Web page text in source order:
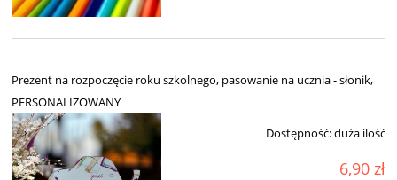
Prezent na rozpoczęcie roku szkolnego, pasowanie na ucznia - słonik,
PERSONALIZOWANY
Dostępność:duża ilość
6,90 zł